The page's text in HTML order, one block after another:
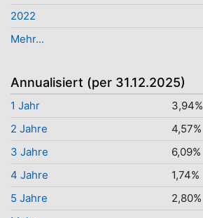
2022
Mehr...
Annualisiert (per 31.12.2025)
1 Jahr
3,94%
2 Jahre
4,57%
3 Jahre
6,09%
4 Jahre
1,74%
5 Jahre
2,80%